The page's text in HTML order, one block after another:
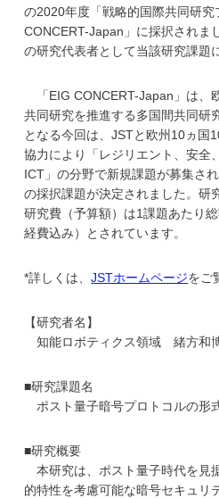
の2020年度「戦略的国際共同研
CONCERT-Japan」に採択されま
の研究代表者として当該研究課題
「EIG CONCERT-Japan」は、
共同研究を推進する多国間共同研
となる今回は、JSTと欧州10ヵ国
協力により「レジリエント、安全
ICT」の分野で新規課題が募集さ
の採択課題が決定されました。研
研究費（予算額）は1課題あたり
経費込み）とされています。
*詳しくは、JSTホームページをご
【研究者名】
知能ロボティクス領域 緒方和
■研究課題名
ポスト量子暗号プロトコルの形
■研究概要
本研究は、ポスト量子時代を見
的特性を考慮可能な暗号セキュリ